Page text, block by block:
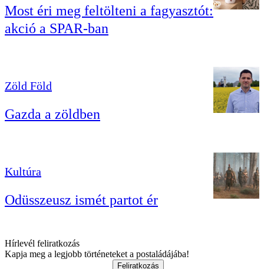
Most éri meg feltölteni a fagyasztót:
akció a SPAR-ban
Zöld Föld
Gazda a zöldben
Kultúra
Odüsszeusz ismét partot ér
Hírlevél feliratkozás
Kapja meg a legjobb történeteket a postaládájába!
Feliratkozás